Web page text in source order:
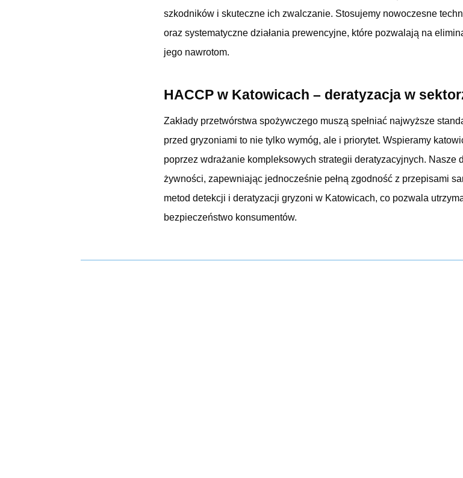
szkodników i skuteczne ich zwalczanie. Stosujemy nowoczesne
oraz systematyczne działania prewencyjne, które pozwalają na
jego nawrotom.
HACCP w Katowicach – deratyzacja w
Zakłady przetwórstwa spożywczego muszą spełniać najwyższe
przed gryzoniami to nie tylko wymóg, ale i priorytet. Wspieramy
poprzez wdrażanie kompleksowych strategii deratyzacyjnych. Nasze
żywności, zapewniając jednocześnie pełną zgodność z przepisami
metod detekcji i deratyzacji gryzoni w Katowicach, co pozwala
bezpieczeństwo konsumentów.